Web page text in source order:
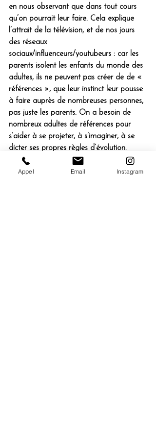
en nous observant que dans tout cours
qu’on pourrait leur faire. Cela explique
l’attrait de la télévision, et de nos jours
des réseaux
sociaux/influenceurs/youtubeurs : car les
parents isolent les enfants du monde des
adultes, ils ne peuvent pas créer de de «
références », que leur instinct leur pousse
à faire auprès de nombreuses personnes,
pas juste les parents. On a besoin de
nombreux adultes de références pour
s’aider à se projeter, à s’imaginer, à se
dicter ses propres règles d’évolution.
A travers les médias, l’enfant peut
apercevoir le monde des adultes, s’en
Appel Email Instagram